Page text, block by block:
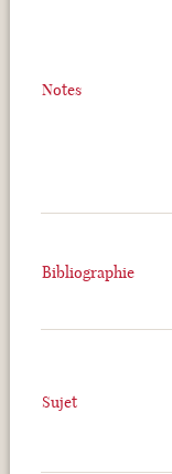
Notes
Bibliographie
Sujet